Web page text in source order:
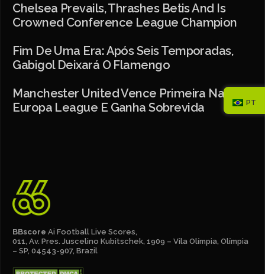
Chelsea Prevails, Thrashes Betis And Is
Crowned Conference League Champion
Fim De Uma Era: Após Seis Temporadas,
Gabigol Deixará O Flamengo
Manchester United Vence Primeira Na
Europa League E Ganha Sobrevida
BBscore Ai Football Live Scores,
011, Av. Pres. Juscelino Kubitschek, 1909 – Vila Olímpia, Olímpia
– SP, 04543-907, Brazil
PT